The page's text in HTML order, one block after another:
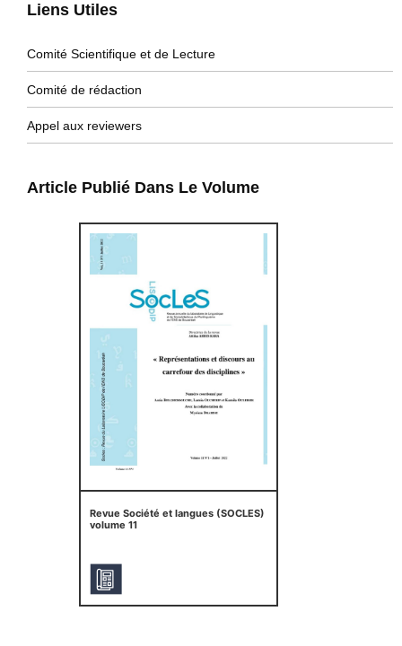
Liens Utiles
Comité Scientifique et de Lecture
Comité de rédaction
Appel aux reviewers
Article Publié Dans Le Volume
Revue Société et langues (SOCLES)
volume 11